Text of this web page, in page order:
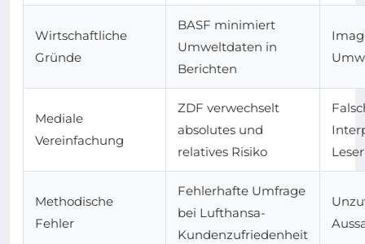
Wirtschaftliche
Gründe
BASF minimiert
Umweltdaten in
Berichten
Mediale
Vereinfachung
ZDF verwechselt
absolutes und
relatives Risiko
Methodische
Fehler
Fehlerhafte Umfrage
bei Lufthansa-
Kundenzufriedenheit